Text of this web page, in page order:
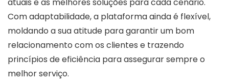
Com adaptabilidade, a plataforma ainda é flexível,
moldando a sua atitude para garantir um bom
relacionamento com os clientes e trazendo
princípios de eficiência para assegurar sempre o
melhor serviço.